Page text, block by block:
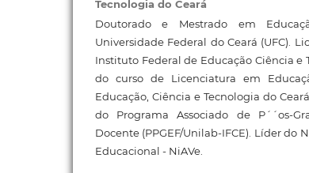
Tecnologia do Ceará
Doutorado e Mestrado em
Universidade Federal do Ceará (UFC).
Instituto Federal de Educação Ciência e
do curso de Licenciatura em
Educação, Ciência e Tecnologia do
do Programa Associado de P´´os-
Docente (PPGEF/Unilab-IFCE). Líder do
Educacional - NiAVe.